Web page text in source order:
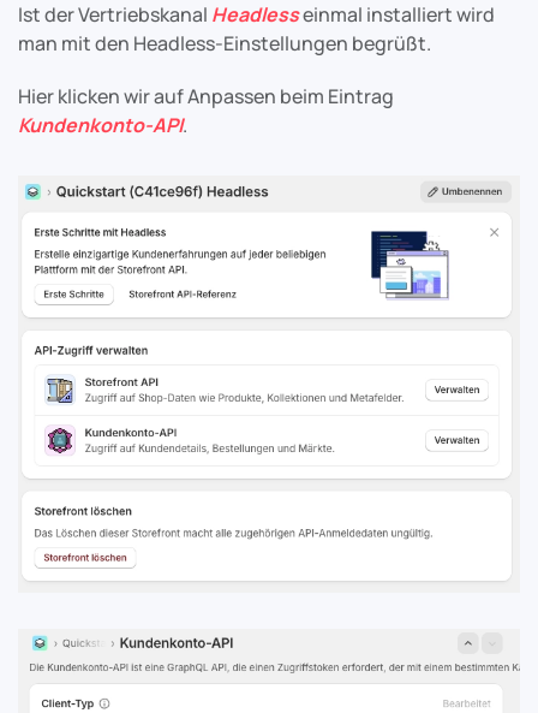
Ist der Vertriebskanal Headlesseinmal installiert wird
man mit den Headless-Einstellungen begrüßt.
Hier klicken wir auf Anpassen beim Eintrag
Kundenkonto-API.